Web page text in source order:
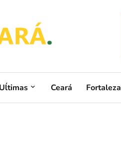
Uĺtimas Ceará Fortaleza